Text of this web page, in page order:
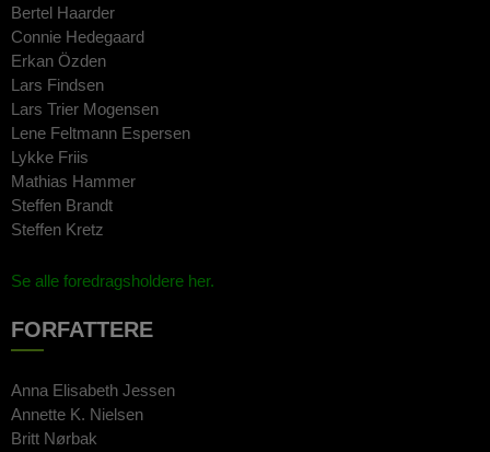
Bertel Haarder
Connie Hedegaard
Erkan Özden
Lars Findsen
Lars Trier Mogensen
Lene Feltmann Espersen
Lykke Friis
Mathias Hammer
Steffen Brandt
Steffen Kretz
Se alle foredragsholdere her.
FORFATTERE
Anna Elisabeth Jessen
Annette K. Nielsen
Britt Nørbak